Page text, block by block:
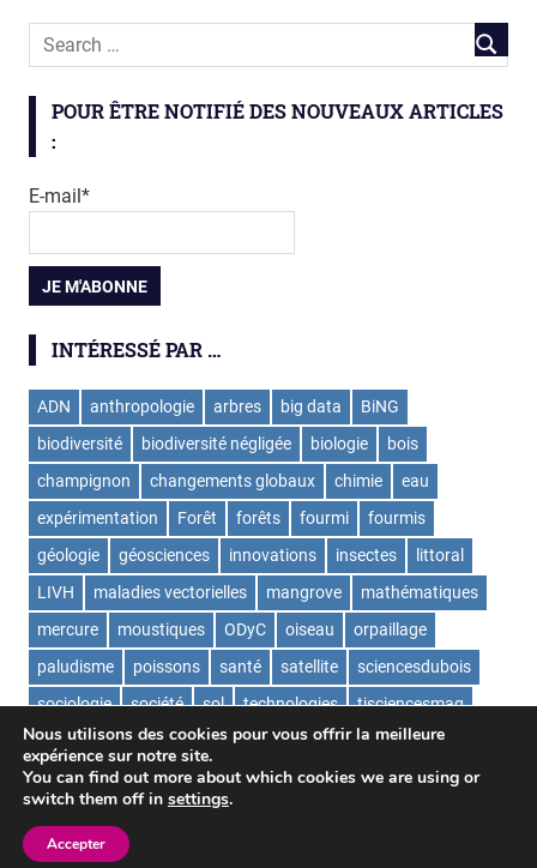
observatoire
ODyC
POUR ÊTRE NOTIFIÉ DES NOUVEAUX ARTICLES
:
E-mail*
INTÉRESSÉ PAR …
ADN anthropologie arbres big data
BiNG
biodiversité
biodiversité négligée biologie
bois
champignon
changements globaux chimie
eau
expérimentation
Forêt forêts fourmi
fourmis
géologie
géosciences innovations insectes
littoral
LIVH
maladies vectorielles mangrove
mathématiques
mercure
moustiques ODyC oiseau
orpaillage
paludisme
poissons santé satellite
sciencesdubois
sociologie
société sol technologies
tisciencesmag
ValorExtract
virus écologie
WordPress Theme: Gridbox by ThemeZee.
Nous utilisons des cookies pour vous offrir la meilleure
expérience sur notre site.
You can find out more about which cookies we are using or
switch them off in settings.
Accepter